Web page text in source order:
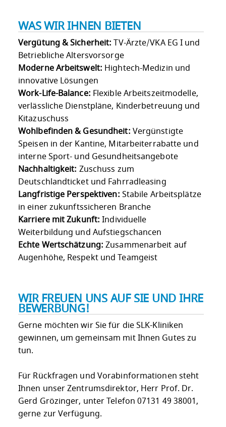
WAS WIR IHNEN BIETEN
Vergütung & Sicherheit:TV-Ärzte/VKA EG I und
Betriebliche Altersvorsorge
Moderne Arbeitswelt: Hightech-Medizin und
innovative Lösungen
Work-Life-Balance: Flexible Arbeitszeitmodelle,
verlässliche Dienstpläne, Kinderbetreuung und
Kitazuschuss
Wohlbefinden & Gesundheit: Vergünstigte
Speisen in der Kantine, Mitarbeiterrabatte und
interne Sport- und Gesundheitsangebote
Nachhaltigkeit: Zuschuss zum
Deutschlandticket und Fahrradleasing
Langfristige Perspektiven: Stabile Arbeitsplätze
in einer zukunftssicheren Branche
Karriere mit Zukunft: Individuelle
Weiterbildung und Aufstiegschancen
Echte Wertschätzung: Zusammenarbeit auf
Augenhöhe, Respekt und Teamgeist
WIR FREUEN UNS AUF SIE UND IHRE
BEWERBUNG!
Gerne möchten wir Sie für die SLK-Kliniken
gewinnen, um gemeinsam mit Ihnen Gutes zu
tun.
Für Rückfragen und Vorabinformationen steht
Ihnen unser Zentrumsdirektor, Herr Prof. Dr.
Gerd Grözinger, unter Telefon 07131 49 38001,
gerne zur Verfügung.